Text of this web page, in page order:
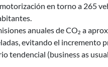
en torno a 265
anuales de CO₂ a
evitando el incremento
tendencial (business as